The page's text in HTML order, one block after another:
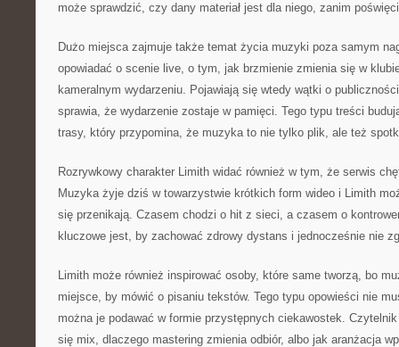
może sprawdzić, czy dany materiał jest dla niego, zanim
Dużo miejsca zajmuje także temat życia muzyki poza samym
opowiadać o scenie live, o tym, jak brzmienie zmienia się w
kameralnym wydarzeniu. Pojawiają się wtedy wątki o
sprawia, że wydarzenie zostaje w pamięci. Tego typu treści
trasy, który przypomina, że muzyka to nie tylko plik, ale też
Rozrywkowy charakter Limith widać również w tym, że serwis
Muzyka żyje dziś w towarzystwie krótkich form wideo i Limith
się przenikają. Czasem chodzi o hit z sieci, a czasem o
kluczowe jest, by zachować zdrowy dystans i jednocześnie nie
Limith może również inspirować osoby, które same tworzą, bo
miejsce, by mówić o pisaniu tekstów. Tego typu opowieści nie
można je podawać w formie przystępnych ciekawostek.
się mix, dlaczego mastering zmienia odbiór, albo jak aranżacja